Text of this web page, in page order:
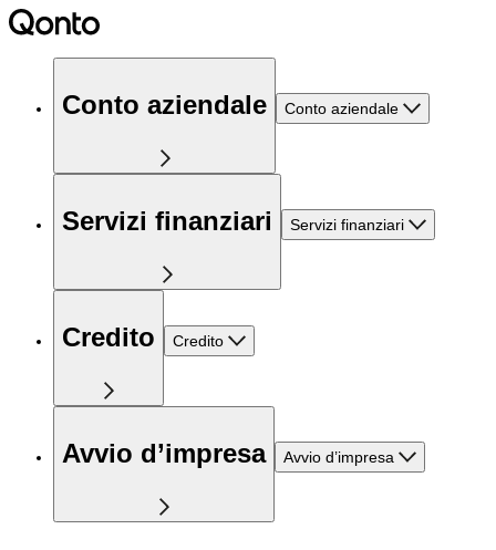
Conto aziendale Conto aziendale
Servizi finanziari Servizi finanziari
Credito Credito
Avvio d’impresa Avvio d’impresa